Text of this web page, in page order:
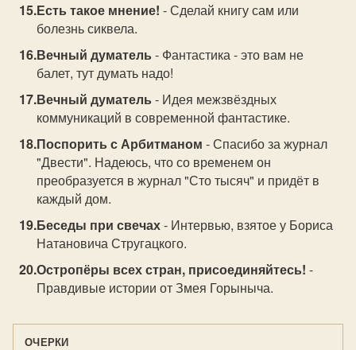
Есть такое мнение! - Сделай книгу сам или
болезнь сиквела.
Вечный думатель - Фантастика - это вам не
балет, тут думать надо!
Вечный думатель - Идея межзвёздных
коммуникаций в современной фантастике.
Поспорить с Арбитманом - Спасибо за журнал
"Двести". Надеюсь, что со временем он
преобразуется в журнал "Сто тысяч" и придёт в
каждый дом.
Беседы при свечах- Интервью, взятое у Бориса
Натановича Стругацкого.
Остропёры всех стран, присоединяйтесь! -
Правдивые истории от Змея Горыныча.
ОЧЕРКИ